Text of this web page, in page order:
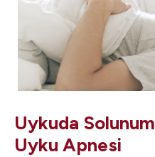
Uykuda
Uyku Apnesi